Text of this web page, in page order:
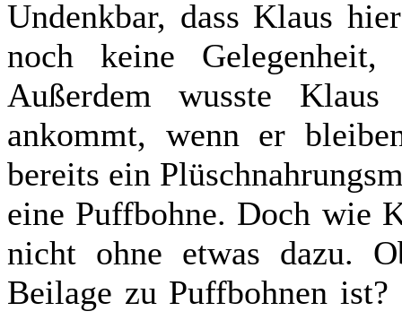
Undenkbar, dass Klaus
noch keine
Außerdem wusste
ankommt, wenn er
bereits ein
eine Puffbohne. Doch wie
nicht ohne etwas dazu.
Beilage zu Puffbohnen